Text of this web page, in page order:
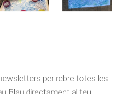
per rebre totes les
Blau directament al teu